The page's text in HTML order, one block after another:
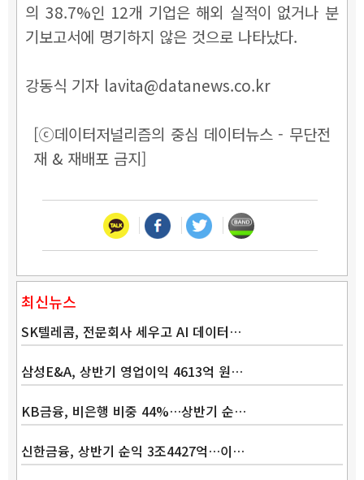
의 38.7%인 12개 기업은 해외 실적이 없거나 분
기보고서에 명기하지 않은 것으로 나타났다.
강동식 기자 lavita@datanews.co.kr
[ⓒ데이터저널리즘의 중심 데이터뉴스 - 무단전
재 & 재배포 금지]
최신뉴스
SK텔레콤, 전문회사 세우고 AI 데이터…
삼성E&A, 상반기 영업이익 4613억 원…
KB금융, 비은행 비중 44%…상반기 순…
신한금융, 상반기 순익 3조4427억…이…